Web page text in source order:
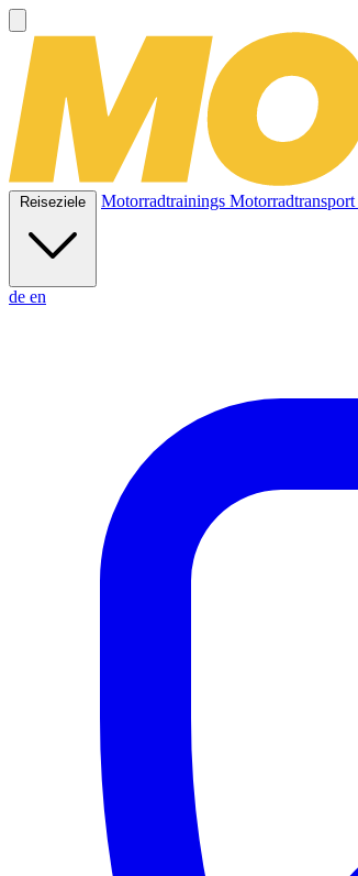
Reiseziele Motorradtrainings Motorradtransport
de en